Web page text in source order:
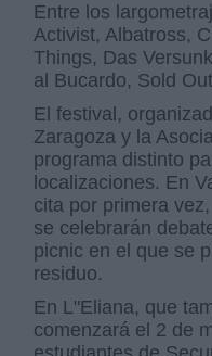
Entre los
Activist, Albatross,
Things, Das
al Bucardo, Sold
El festival,
Zaragoza y la
programa distinto
localizaciones. En
cita por primera
se celebrarán
picnic en el que se
residuo.
En L"Eliana, que
comenzará el 2 de